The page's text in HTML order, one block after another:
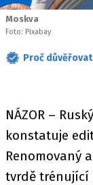
Moskva
Foto: Pixabay
Proč
NÁZOR –
konstatuje
Renomovaný
tvrdě trénující